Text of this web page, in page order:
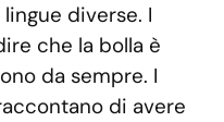
diverse. I
che la bolla è
da sempre. I
di avere